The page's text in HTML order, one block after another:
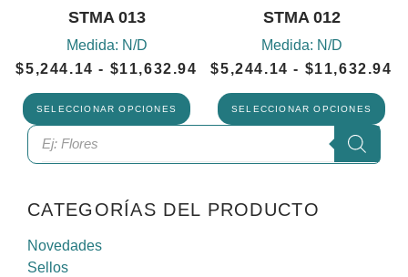
CATEGORÍAS DEL PRODUCTO
Novedades
Sellos
STMA 013
Medida: N/D
$5,244.14 - $11,632.94
SELECCIONAR OPCIONES
STMA 012
Medida: N/D
$5,244.14 - $11,632.94
SELECCIONAR OPCIONES